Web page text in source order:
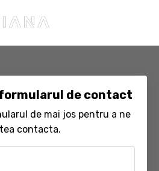
de contact
de mai jos pentru a ne
contacta.